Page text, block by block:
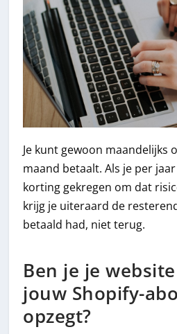
Je kunt gewoon maandelijks
maand betaalt. Als je per
korting gekregen om dat
krijg je uiteraard de
betaald had, niet terug.
Ben je je
jouw Shopify-
opzegt?